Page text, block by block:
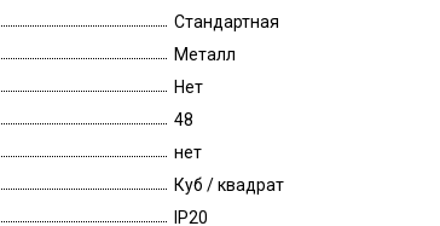
Стандартная
Металл
Нет
48
нет
Куб / квадрат
IP20